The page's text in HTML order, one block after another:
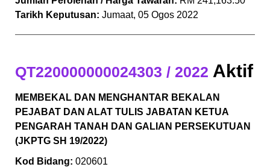
Tarikh Keputusan: Jumaat, 05 Ogos 2022
QT220000000024303 / 2022 Aktif
MEMBEKAL DAN MENGHANTAR BEKALAN
PEJABAT DAN ALAT TULIS JABATAN KETUA
PENGARAH TANAH DAN GALIAN PERSEKUTUAN
(JKPTG SH 19/2022)
Kod Bidang: 020601